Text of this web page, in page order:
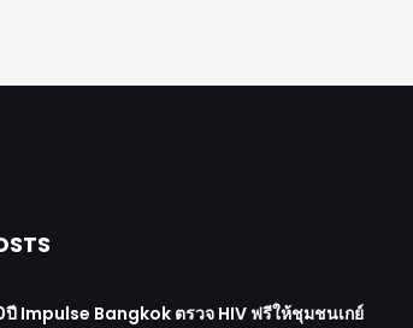
ปี Impulse Bangkok ตรวจ HIV ฟรีให้ชุมชนเกย์